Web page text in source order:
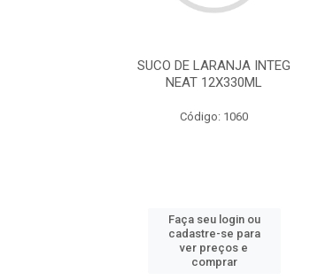
SUCO DE LARANJA INTEG
NEAT 12X330ML
Código: 1060
Faça seu login ou
cadastre-se para
ver preços e
comprar